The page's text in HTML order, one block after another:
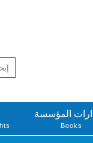
المؤسسة
Books